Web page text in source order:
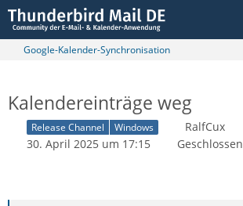
Google-Kalender-Synchronisation
Kalendereinträge weg
Release Channel Windows
RalfCux
30. April 2025 um 17:15
Geschlossen